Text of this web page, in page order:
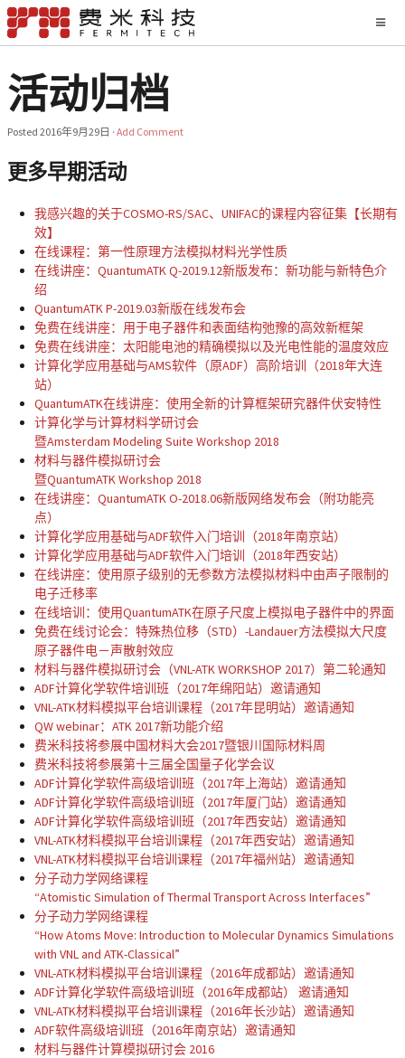
活动归档
Posted 2016年9月29日 · Add Comment
更多早期活动
我感兴趣的关于COSMO-RS/SAC、UNIFAC的课程内容征集【长期有
效】
在线课程：第一性原理方法模拟材料光学性质
在线讲座：QuantumATK Q-2019.12新版发布：新功能与新特色介
绍
QuantumATK P-2019.03新版在线发布会
免费在线讲座：用于电子器件和表面结构弛豫的高效新框架
免费在线讲座：太阳能电池的精确模拟以及光电性能的温度效应
计算化学应用基础与AMS软件（原ADF）高阶培训（2018年大连
站）
QuantumATK在线讲座：使用全新的计算框架研究器件伏安特性
计算化学与计算材料学研讨会
暨Amsterdam Modeling Suite Workshop 2018
材料与器件模拟研讨会
暨QuantumATK Workshop 2018
在线讲座：QuantumATK O-2018.06新版网络发布会（附功能亮
点）
计算化学应用基础与ADF软件入门培训（2018年南京站）
计算化学应用基础与ADF软件入门培训（2018年西安站）
在线讲座：使用原子级别的无参数方法模拟材料中由声子限制的
电子迁移率
在线培训：使用QuantumATK在原子尺度上模拟电子器件中的界面
免费在线讨论会：特殊热位移（STD）-Landauer方法模拟大尺度
原子器件电－声散射效应
材料与器件模拟研讨会（VNL-ATK WORKSHOP 2017）第二轮通知
ADF计算化学软件培训班（2017年绵阳站）邀请通知
VNL-ATK材料模拟平台培训课程（2017年昆明站）邀请通知
QW webinar：ATK 2017新功能介绍
费米科技将参展中国材料大会2017暨银川国际材料周
费米科技将参展第十三届全国量子化学会议
ADF计算化学软件高级培训班（2017年上海站）邀请通知
ADF计算化学软件高级培训班（2017年厦门站）邀请通知
ADF计算化学软件高级培训班（2017年西安站）邀请通知
VNL-ATK材料模拟平台培训课程（2017年西安站）邀请通知
VNL-ATK材料模拟平台培训课程（2017年福州站）邀请通知
分子动力学网络课程
“Atomistic Simulation of Thermal Transport Across Interfaces”
分子动力学网络课程
“How Atoms Move: Introduction to Molecular Dynamics Simulations
with VNL and ATK-Classical”
VNL-ATK材料模拟平台培训课程（2016年成都站）邀请通知
ADF计算化学软件高级培训班（2016年成都站） 邀请通知
VNL-ATK材料模拟平台培训课程（2016年长沙站）邀请通知
ADF软件高级培训班（2016年南京站）邀请通知
材料与器件计算模拟研讨会 2016